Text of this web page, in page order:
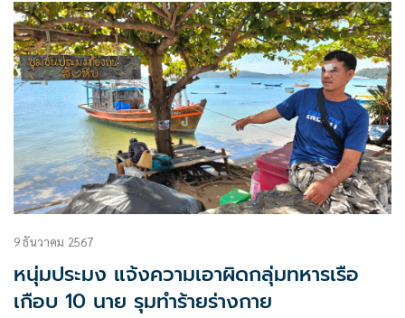
การล่าชื่อหัวคะแนนแบบเก่า ใช้’กระสุน’เพื่อให้ได้ชัยชนะ ปลุก
ประชาชนออกจากความกลัวในอำนาจเดิมเพื่อชีวิตที่ดีกว่า
9 ธันวาคม 2567
หนุ่มประมง แจ้งความเอาผิดกลุ่มทหารเรือ
เกือบ 10 นาย รุมทำร้ายร่างกาย